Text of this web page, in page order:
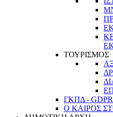
ΤΟΥΡΙΣΜΟΣ
ΓΚΠΔ - GDPR
Ο ΚΑΙΡΟΣ